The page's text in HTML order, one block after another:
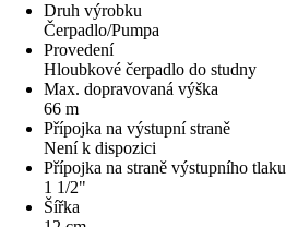
Druh výrobku
Čerpadlo/Pumpa
Provedení
Hloubkové čerpadlo do studny
Max. dopravovaná výška
66 m
Přípojka na výstupní straně
Není k dispozici
Přípojka na straně výstupního tlaku
1 1/2"
Šířka